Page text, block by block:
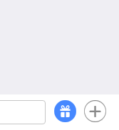
 